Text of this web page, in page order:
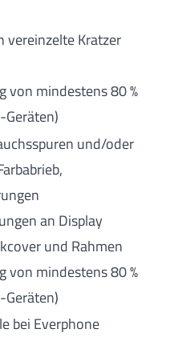
vereinzelte Kratzer
von mindestens 80 %
Geräten)
und/oder
an Display
und Rahmen
von mindestens 80 %
Geräten)
bei Everphone